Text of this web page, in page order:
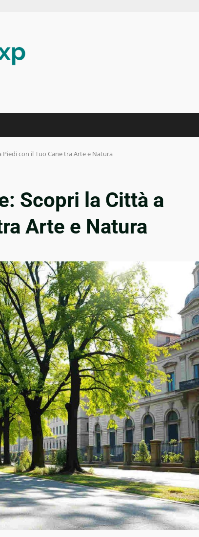
Piedi con il Tuo Cane tra Arte e Natura
Scopri la Città a
Arte e Natura